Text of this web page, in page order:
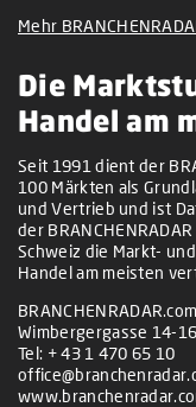
Mehr
Die
Handel am
Seit 1991 dient der
100 Märkten als
und Vertrieb und ist
der
Schweiz die Markt-
Handel am meisten
Wimbergergasse 14-
Tel: + 43 1 470 65 10